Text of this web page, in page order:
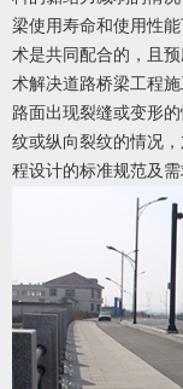
梁使用寿命和使用性
术是共同配合的，且
术解决道路桥梁工程
路面出现裂缝或变形
纹或纵向裂纹的情况
程设计的标准规范及需